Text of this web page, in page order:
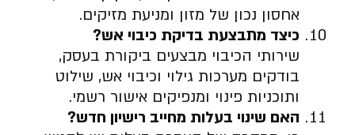
אחסון נכון של מזון ומניעת מזיקים.
כיצד מתבצעת בדיקת כיבוי אש?
שירותי הכיבוי מבצעים ביקורת בעסק,
בודקים מערכות גילוי וכיבוי אש, שילוט
ותוכניות פינוי ומנפיקים אישור רשמי.
האם שינוי בעלות מחייב רישיון חדש?